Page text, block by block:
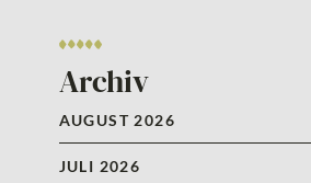
Archiv
AUGUST 2026
JULI 2026